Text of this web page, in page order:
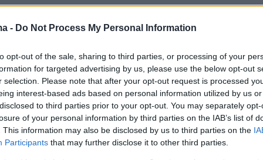
- Do Not Process My Personal Information
opt-out of the sale, sharing to third parties, or processing of your
for targeted advertising by us, please use the below opt-out
selection. Please note that after your opt-out request is processed
interest-based ads based on personal information utilized by us
to third parties prior to your opt-out. You may separately
of your personal information by third parties on the IAB’s list of
This information may also be disclosed by us to third parties on the
Participants that may further disclose it to other third parties.
την τύχη των ιρανικών πυρηνικών
ανακοίνωσε την επίτευξη του
βασικές εγκαταστάσεις
ουρανίου, όπως τοΦορντόκαι το Νατάνζ.
με τη χρήση των
βομβών GBU-57A/B Massive Ordnance
έχουν σχεδιαστεί ειδικά για να